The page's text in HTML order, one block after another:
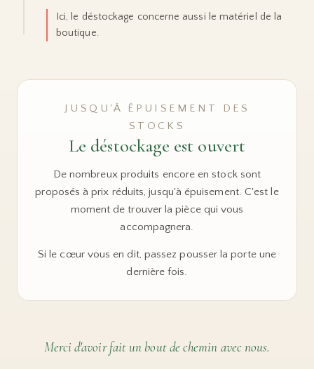
Ici, le déstockage concerne aussi le matériel de la
boutique.
JUSQU'À ÉPUISEMENT DES
STOCKS
Le déstockage est ouvert
De nombreux produits encore en stock sont
proposés à prix réduits, jusqu'à épuisement. C'est le
moment de trouver la pièce qui vous
accompagnera.
Si le cœur vous en dit, passez pousser la porte une
dernière fois.
Merci d'avoir fait un bout de chemin avec nous.